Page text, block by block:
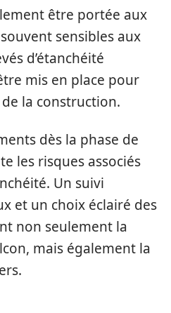
être portée aux
sensibles aux
d’étanchéité
mis en place pour
la construction.
dès la phase de
les risques associés
Un suivi
et un choix éclairé des
non seulement la
mais également la